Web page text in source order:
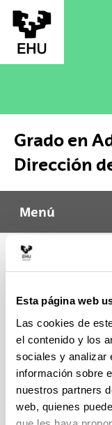
Esta página web
Las cookies de
el contenido y los
sociales y analizar
información sobre
nuestros partners
web, quienes
Saltar al contenido
Grado en
Dirección
Menú
Consulta el
exámenesen la
Empresa.